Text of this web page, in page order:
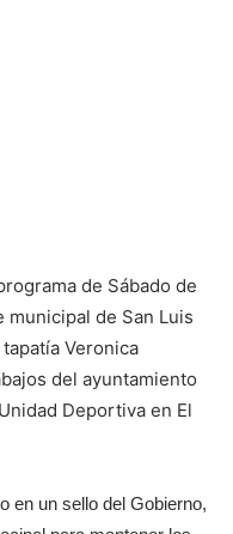
de Sábado de
de San Luis
Veronica
del ayuntamiento
Deportiva en El
en un sello del Gobierno,